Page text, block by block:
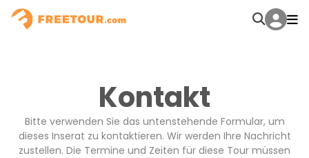
Kontakt
Bitte verwenden Sie das untenstehende Formular, um
dieses Inserat zu kontaktieren. Wir werden Ihre Nachricht
zustellen. Die Termine und Zeiten für diese Tour müssen